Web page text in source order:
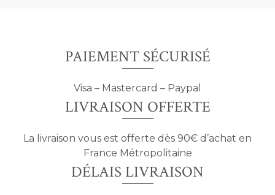
PAIEMENT SÉCURISÉ
Visa – Mastercard – Paypal
LIVRAISON OFFERTE
La livraison vous est offerte dès 90€ d’achat en
France Métropolitaine
DÉLAIS LIVRAISON